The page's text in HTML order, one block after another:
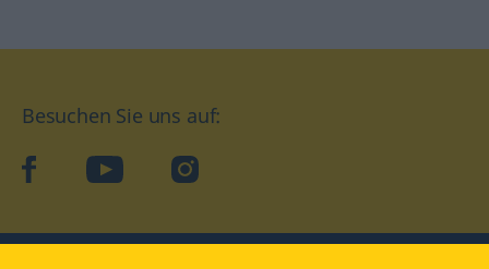
Besuchen Sie uns auf:
facebookYouTube Instagram